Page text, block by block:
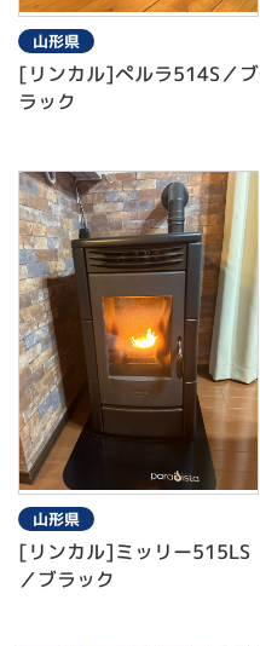
山形県
[リンカル]ぺルラ514S／ブ
ラック
山形県
[リンカル]ミッリー515LS
／ブラック